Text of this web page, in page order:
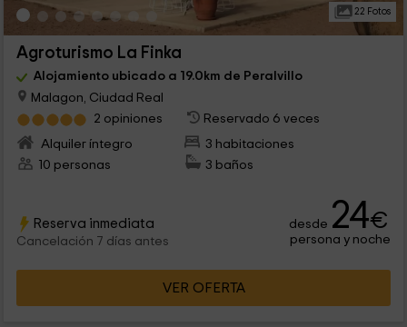
22 Fotos
Agroturismo La Finka
Alojamiento ubicado a 19.0km de Peralvillo
Malagon, Ciudad Real
2 opiniones
Reservado 6 veces
Alquiler íntegro
3 habitaciones
10 personas
3 baños
Reserva inmediata
Cancelación 7 días antes
desde 24€
persona y noche
VER OFERTA